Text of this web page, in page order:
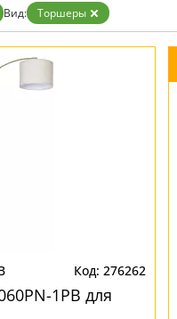
Бронза
Золото
Прозрачные
Хром
Вид: Торшеры
276262
1PB для